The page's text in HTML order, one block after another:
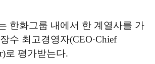
한화그룹 내에서 한 계열사를 가
수 최고경영자(CEO·Chief
로 평가받는다.